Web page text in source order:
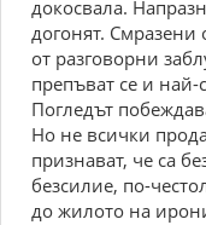
докосвала.
догонят.
от разговорни
препъват се и най-
Погледът
Но не всички
признават, че са
безсилие, по-
до жилото на